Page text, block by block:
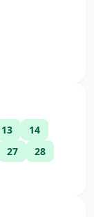
13
14
27
28